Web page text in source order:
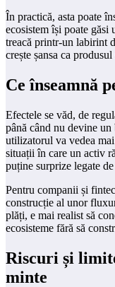
În practică, asta poate
ecosistem își poate
treacă printr-un labirint
crește șansa ca
Ce înseamnă
Efectele se văd, de
până când nu devine
utilizatorul va vedea
situații în care un activ
puține surprize legate
Pentru companii și
construcție al unor
plăți, e mai realist să
ecosisteme fără să
Riscuri și
minte